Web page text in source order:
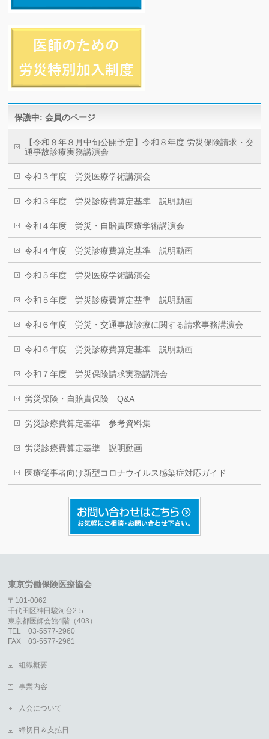
保護中: 会員のページ
【令和８年８月中旬公開予定】令和８年度 労災保険請求・交
通事故診療実務講演会
令和３年度 労災医療学術講演会
令和３年度 労災診療費算定基準 説明動画
令和４年度 労災・自賠責医療学術講演会
令和４年度 労災診療費算定基準 説明動画
令和５年度 労災医療学術講演会
令和５年度 労災診療費算定基準 説明動画
令和６年度 労災・交通事故診療に関する請求事務講演会
令和６年度 労災診療費算定基準 説明動画
令和７年度 労災保険請求実務講演会
労災保険・自賠責保険 Q&A
労災診療費算定基準 参考資料集
労災診療費算定基準 説明動画
医療従事者向け新型コロナウイルス感染症対応ガイド
東京労働保険医療協会
〒101-0062
千代田区神田駿河台2-5
東京都医師会館4階（403）
TEL 03-5577-2960
FAX 03-5577-2961
組織概要
事業内容
入会について
締切日＆支払日